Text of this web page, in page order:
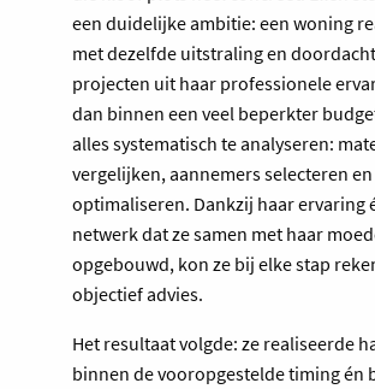
een duidelijke ambitie: een woning
met dezelfde uitstraling en
projecten uit haar professionele
dan binnen een veel beperkter
alles systematisch te analyseren:
vergelijken, aannemers selecteren
optimaliseren. Dankzij haar ervaring
netwerk dat ze samen met haar
opgebouwd, kon ze bij elke stap
objectief advies.
Het resultaat volgde: ze realiseerde
binnen de vooropgestelde timing én